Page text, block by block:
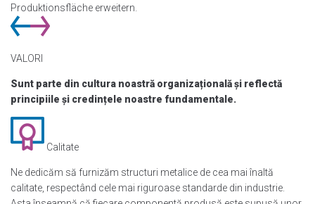
Produktionsfläche erweitern.
VALORI
Sunt parte din cultura noastră organizațională și reflectă
principiile și credințele noastre fundamentale.
Calitate
Ne dedicăm să furnizăm structuri metalice de cea mai înaltă
calitate, respectând cele mai riguroase standarde din industrie.